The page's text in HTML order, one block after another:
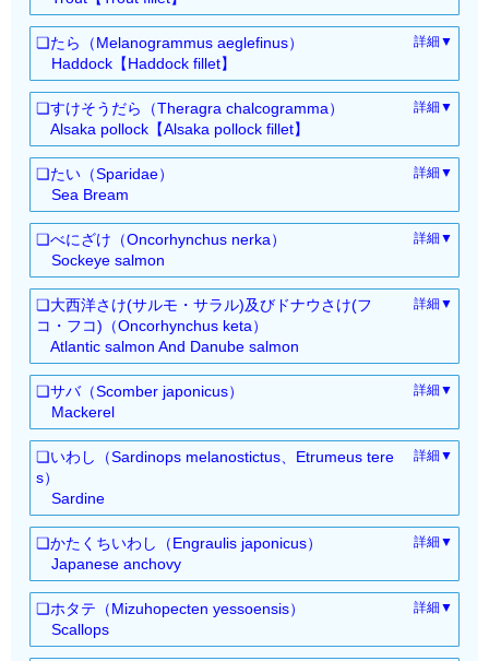
冷蔵（フィレ）
：0304.89-200
冷凍（ラウンド・セミド
レス・ドレス）
冷蔵（フィレ）
冷蔵（フィレ）
：0304.81-000
冷蔵（ラウンド・セミド
レス・ドレス）
：0302.11-000
冷凍（ラウンド・セミド
レス・ドレス）
冷蔵（フィレ）
：0304.42-000
冷蔵（フィレ）
：0304.82-000
燻製
❏たら（Melanogrammus aeglefinus） 詳細▼
Haddock【Haddock fillet】
冷蔵（ラウンド・セミド
レス・ドレス）
：0302.59-100
冷凍（ラウンド・セミド
レス・ドレス）
：0303.69-100
冷蔵（フィレ）
冷蔵（フィレ）
：0304.71-000
塩蔵もしくは塩水漬け
（フィレ）
：0305.32-000
❏すけそうだら（Theragra chalcogramma） 詳細▼
Alsaka pollock【Alsaka pollock fillet】
冷蔵（ラウンド・セミド
レス・ドレス）
：0302.55-000
冷凍（ラウンド・セミド
レス・ドレス）
冷蔵（フィレ）
冷蔵（フィレ）
：0304.75-000
❏たい（Sparidae） 詳細▼
Sea Bream
冷蔵（ラウンド・セミド
レス・ドレス）
：0302.85-000
冷凍（ラウンド・セミド
レス・ドレス）
❏べにざけ（Oncorhynchus nerka） 詳細▼
Sockeye salmon
冷蔵（ラウンド・セミド
レス・ドレス）
：0302.13-000
冷凍（ラウンド・セミド
レス・ドレス）
❏大西洋さけ(サルモ・サラル)及びドナウさけ(フ
コ・フコ)（Oncorhynchus keta）
詳細▼
Atlantic salmon And Danube salmon
冷蔵（ラウンド・セミド
レス・ドレス）
：0302.14-000
冷凍（ラウンド・セミド
レス・ドレス）
❏サバ（Scomber japonicus） 詳細▼
Mackerel
冷蔵（ラウンド・セミド
レス・ドレス）
：0302.44-000
レス・ドレス）
乾燥 ：0305.54-000
❏いわし（Sardinops melanostictus、Etrumeus tere
s）
詳細▼
Sardine
冷蔵（ラウンド・セミド
レス・ドレス）
：0302.43-000
冷凍（ラウンド・セミド
レス・ドレス）
乾燥
❏かたくちいわし（Engraulis japonicus） 詳細▼
Japanese anchovy
冷蔵（ラウンド・セミド
レス・ドレス）
：0302.42-000
冷凍（ラウンド・セミド
❏ホタテ（Mizuhopecten yessoensis） 詳細▼
Scallops
冷蔵（活）
：0307.21-100